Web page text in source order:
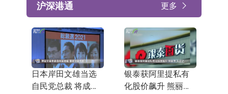
沪深港通 更多
日本岸田文雄当选
自民党总裁 将成为
银泰获阿里提私有
化股价飙升 熊丽萍: